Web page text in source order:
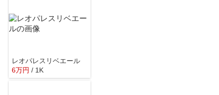
レオパレスリベエール
6万円 / 1K